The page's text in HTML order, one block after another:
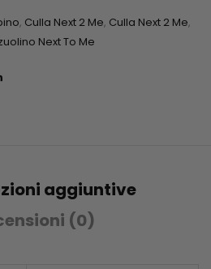
, Culla Next 2 Me, Culla Next 2 Me,
Next To Me
aggiuntive
(0)